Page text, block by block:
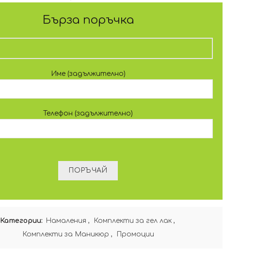
Бърза поръчка
Име (задължително)
Телефон (задължително)
Категории: Намаления , Комплекти за гел лак ,
Комплекти за Маникюр , Промоции